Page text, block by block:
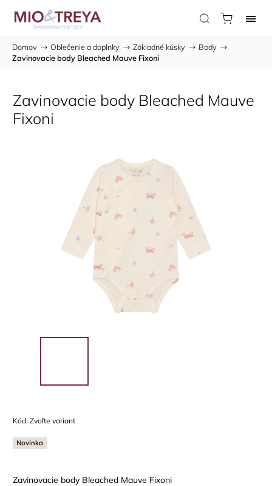
Domov / Oblečenie a doplnky / Základné kúsky / Body /
Zavinovacie body Bleached Mauve Fixoni
Zavinovacie body Bleached Mauve
Fixoni
Kód: Zvoľte variant
Novinka
Zavinovacie body Bleached Mauve Fixoni